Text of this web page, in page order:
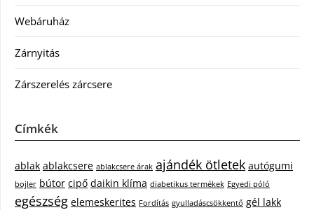
Webáruház
Zárnyitás
Zárszerelés zárcsere
Címkék
ablak ablakcsere ablakcsere árak ajándék ötletek autógumi
bojler bútor cipő daikin klíma diabetikus termékek Egyedi póló
egészség elemeskerites Fordítás gyulladáscsökkentő gél lakk